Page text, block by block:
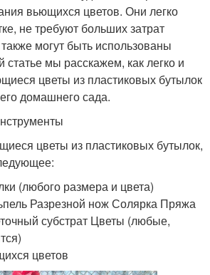
вьющихся цветов. Они легко
не требуют больших затрат
могут быть использованы
статье мы расскажем, как легко и
цветы из пластиковых бутылок
домашнего сада.
цветы из пластиковых бутылок,
(любого размера и цвета)
Разрезной нож Солярка Пряжа
субстрат Цветы (любые,
цветов